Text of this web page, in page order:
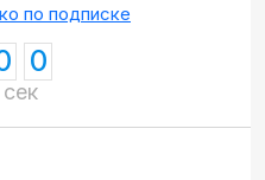
по подписке
0
сек